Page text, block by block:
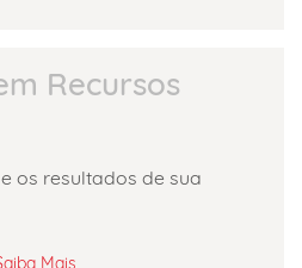
Recursos
os resultados de sua
Mais